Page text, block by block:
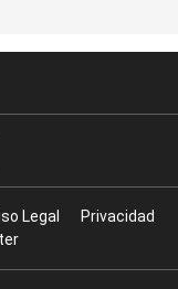
Legal
Privacidad